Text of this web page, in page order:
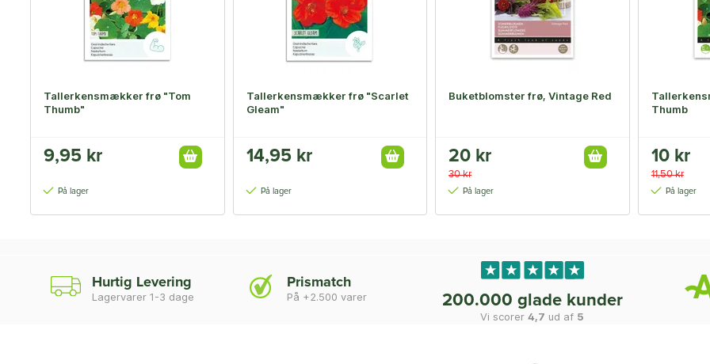
Tallerkensmækker frø "Tom
Thumb"
9,95 kr
På lager
Tallerkensmækker frø "Scarlet
Gleam"
14,95 kr
På lager
Buketblomster frø, Vintage Red
20 kr
30 kr
På lager
Thumb
10 kr
11,50 kr
På lager
Hurtig Levering
Lagervarer 1-3 dage
Prismatch
På +2.500 varer 200.000 glade kunder
Vi scorer4,7 ud af 5